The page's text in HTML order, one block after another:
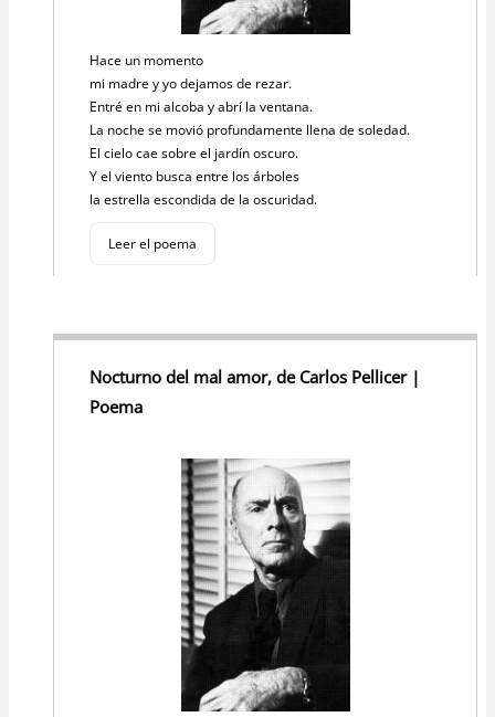
Hace un momento
mi madre y yo dejamos de rezar.
Entré en mi alcoba y abrí la ventana.
La noche se movió profundamente llena de soledad.
El cielo cae sobre el jardín oscuro.
Y el viento busca entre los árboles
la estrella escondida de la oscuridad.
Leer el poema
Nocturno del mal amor, de Carlos Pellicer |
Poema